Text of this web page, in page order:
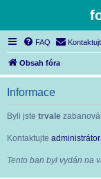
FAQ
Obsah fóra
Informace
Byli jste trvale
Kontaktujte
Tento ban byl vydán na